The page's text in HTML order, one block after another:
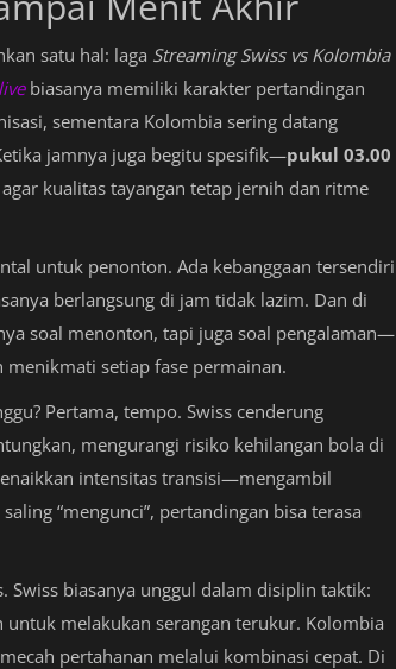
satu hal: laga Streaming Swiss vs Kolombia
biasanya memiliki karakter pertandingan
sementara Kolombia sering datang
jamnya juga begitu spesifik—pukul 03.00
kualitas tayangan tetap jernih dan ritme
untuk penonton. Ada kebanggaan tersendiri
berlangsung di jam tidak lazim. Dan di
soal menonton, tapi juga soal pengalaman—
menikmati setiap fase permainan.
Pertama, tempo. Swiss cenderung
mengurangi risiko kehilangan bola di
intensitas transisi—mengambil
“mengunci”, pertandingan bisa terasa
Swiss biasanya unggul dalam disiplin taktik:
melakukan serangan terukur. Kolombia
pertahanan melalui kombinasi cepat. Di